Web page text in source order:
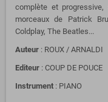
complète et
morceaux de Patrick
Coldplay, The Beatles...
Auteur : ROUX / ARNALDI
Editeur : COUP DE POUCE
Instrument : PIANO